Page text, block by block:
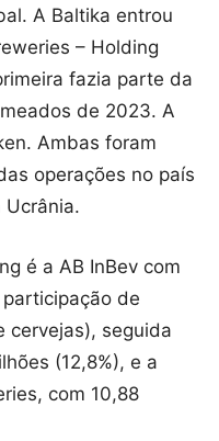
A Baltika entrou
– Holding
fazia parte da
de 2023. A
Ambas foram
operações no país
Ucrânia.
é a AB InBev com
de
cervejas), seguida
(12,8%), e a
com 10,88